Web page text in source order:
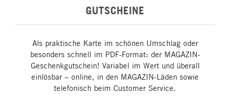
GUTSCHEINE
Als praktische Karte im schönen Umschlag oder
besonders schnell im PDF-Format: der MAGAZIN-
Geschenkgutschein! Variabel im Wert und überall
einlösbar – online, in den MAGAZIN-Läden sowie
telefonisch beim Customer Service.